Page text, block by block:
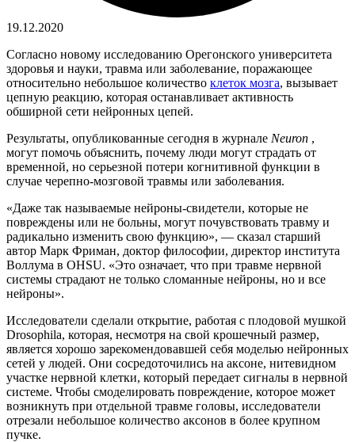
19.12.2020
Согласно новому исследованию Орегонского университета
здоровья и науки, травма или заболевание, поражающее
относительно небольшое количество клеток мозга, вызывает
цепную реакцию, которая останавливает активность
обширной сети нейронных цепей.
Результаты, опубликованные сегодня в журнале Neuron ,
могут помочь объяснить, почему люди могут страдать от
временной, но серьезной потери когнитивной функции в
случае черепно-мозговой травмы или заболевания.
«Даже так называемые нейроны-свидетели, которые не
повреждены или не больны, могут почувствовать травму и
радикально изменить свою функцию», — сказал старший
автор Марк Фриман, доктор философии, директор института
Воллума в OHSU. «Это означает, что при травме нервной
системы страдают не только сломанные нейроны, но и все
нейроны».
Исследователи сделали открытие, работая с плодовой мушкой
Drosophila, которая, несмотря на свой крошечный размер,
является хорошо зарекомендовавшей себя моделью нейронных
сетей у людей. Они сосредоточились на аксоне, нитевидном
участке нервной клетки, который передает сигналы в нервной
системе. Чтобы смоделировать повреждение, которое может
возникнуть при отдельной травме головы, исследователи
отрезали небольшое количество аксонов в более крупном
пучке.